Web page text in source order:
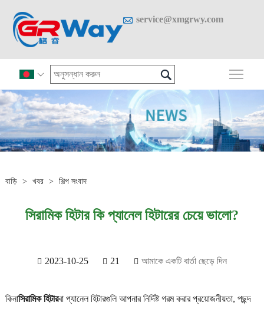
 service@xmgrwy.com
 
বাড়ি > খবর > শিল্প সংবাদ
সিরামিক হিটার কি প্যানেল হিটারের চেয়ে ভালো?
2023-10-25 21 আমাকে একটি বার্তা ছেড়ে দিন
কিনাসিরামিক হিটারবা প্যানেল হিটারগুলি আপনার নির্দিষ্ট গরম করার প্রয়োজনীয়তা, পছন্দ